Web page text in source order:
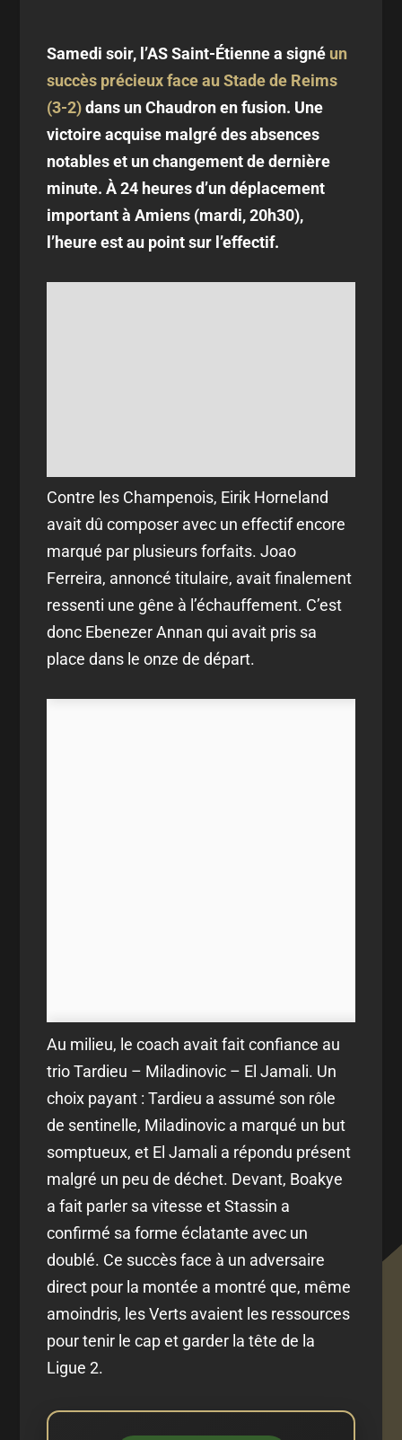
Samedi soir, l’AS Saint-Étienne a signé un
succès précieux face au Stade de Reims
(3-2)dans un Chaudron en fusion. Une
victoire acquise malgré des absences
notables et un changement de dernière
minute. À 24 heures d’un déplacement
important à Amiens (mardi, 20h30),
l’heure est au point sur l’effectif.
Contre les Champenois, Eirik Horneland
avait dû composer avec un effectif encore
marqué par plusieurs forfaits. Joao
Ferreira, annoncé titulaire, avait finalement
ressenti une gêne à l’échauffement. C’est
donc Ebenezer Annan qui avait pris sa
place dans le onze de départ.
Au milieu, le coach avait fait confiance au
trio Tardieu – Miladinovic – El Jamali. Un
choix payant : Tardieu a assumé son rôle
de sentinelle, Miladinovic a marqué un but
somptueux, et El Jamali a répondu présent
malgré un peu de déchet. Devant, Boakye
a fait parler sa vitesse et Stassin a
confirmé sa forme éclatante avec un
doublé. Ce succès face à un adversaire
direct pour la montée a montré que, même
amoindris, les Verts avaient les ressources
pour tenir le cap et garder la tête de la
Ligue 2.